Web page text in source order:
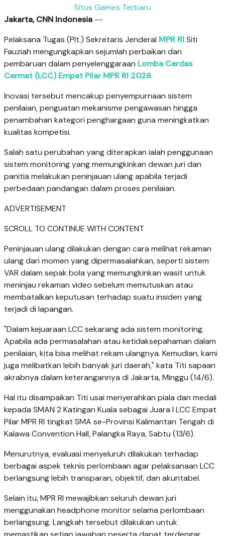
Situs Games Terbaru
Jakarta, CNN Indonesia --
Pelaksana Tugas (Plt.) Sekretaris Jenderal MPR RISiti
Fauziah mengungkapkan sejumlah perbaikan dan
pembaruan dalam penyelenggaraan Lomba Cerdas
Cermat (LCC) Empat Pilar MPR RI 2026.
Inovasi tersebut mencakup penyempurnaan sistem
penilaian, penguatan mekanisme pengawasan hingga
penambahan kategori penghargaan guna meningkatkan
kualitas kompetisi.
Salah satu perubahan yang diterapkan ialah penggunaan
sistem monitoring yang memungkinkan dewan juri dan
panitia melakukan peninjauan ulang apabila terjadi
perbedaan pandangan dalam proses penilaian.
ADVERTISEMENT
SCROLL TO CONTINUE WITH CONTENT
Peninjauan ulang dilakukan dengan cara melihat rekaman
ulang dari momen yang dipermasalahkan, seperti sistem
VAR dalam sepak bola yang memungkinkan wasit untuk
meninjau rekaman video sebelum memutuskan atau
membatalkan keputusan terhadap suatu insiden yang
terjadi di lapangan.
"Dalam kejuaraan LCC sekarang ada sistem monitoring.
Apabila ada permasalahan atau ketidaksepahaman dalam
penilaian, kita bisa melihat rekam ulangnya. Kemudian, kami
juga melibatkan lebih banyak juri daerah," kata Titi sapaan
akrabnya dalam keterangannya di Jakarta, Minggu (14/6).
Hal itu disampaikan Titi usai menyerahkan piala dan medali
kepada SMAN 2 Katingan Kuala sebagai Juara I LCC Empat
Pilar MPR RI tingkat SMA se-Provinsi Kalimantan Tengah di
Kalawa Convention Hall, Palangka Raya, Sabtu (13/6).
Menurutnya, evaluasi menyeluruh dilakukan terhadap
berbagai aspek teknis perlombaan agar pelaksanaan LCC
berlangsung lebih transparan, objektif, dan akuntabel.
Selain itu, MPR RI mewajibkan seluruh dewan juri
menggunakan headphone monitor selama perlombaan
berlangsung. Langkah tersebut dilakukan untuk